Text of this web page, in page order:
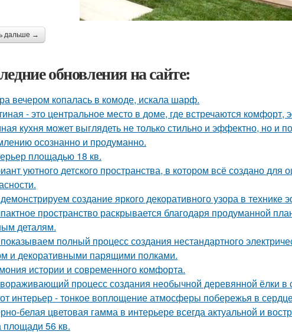
дальше →
обновления на сайте:
вечером копалась в комоде, искала шарф.
- это центральное место в доме, где встречаются комфорт,
кухня может выглядеть не только стильно и эффектно, но и
осознанно и продуманно.
площадью 18 кв.
уютного детского пространства, в котором всё создано для
создание яркого декоративного узора в технике
пространство раскрывается благодаря продуманной
деталям.
полный процесс создания нестандартного
и декоративными парящими полками.
истории и современного комфорта.
процесс создания необычной деревянной ёлки в
интерьер - тонкое воплощение атмосферы побережья в
белая цветовая гамма в интерьере всегда актуальной и
площади 56 кв.